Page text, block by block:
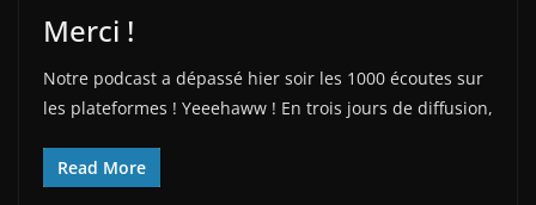
Merci !
Notre podcast a dépassé hier soir les 1000 écoutes sur
les plateformes ! Yeeehaww ! En trois jours de diffusion,
Read More